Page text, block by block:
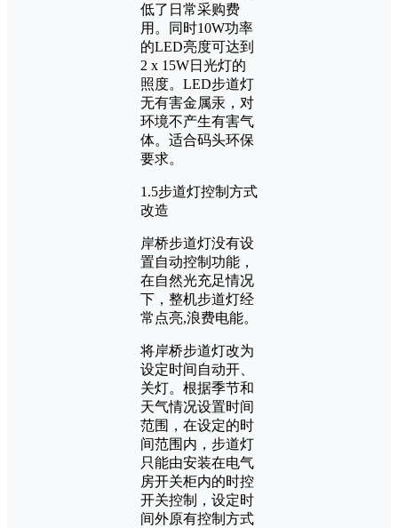
低了日常采购费
用。同时10W功率
的LED亮度可达到
2 x 15W日光灯的
照度。LED步道灯
无有害金属汞，对
环境不产生有害气
体。适合码头环保
要求。
1.5步道灯控制方式
改造
岸桥步道灯没有设
置自动控制功能，
在自然光充足情况
下，整机步道灯经
常点亮,浪费电能。
将岸桥步道灯改为
设定时间自动开、
关灯。根据季节和
天气情况设置时间
范围，在设定的时
间范围内，步道灯
只能由安装在电气
房开关柜内的时控
开关控制，设定时
间外原有控制方式